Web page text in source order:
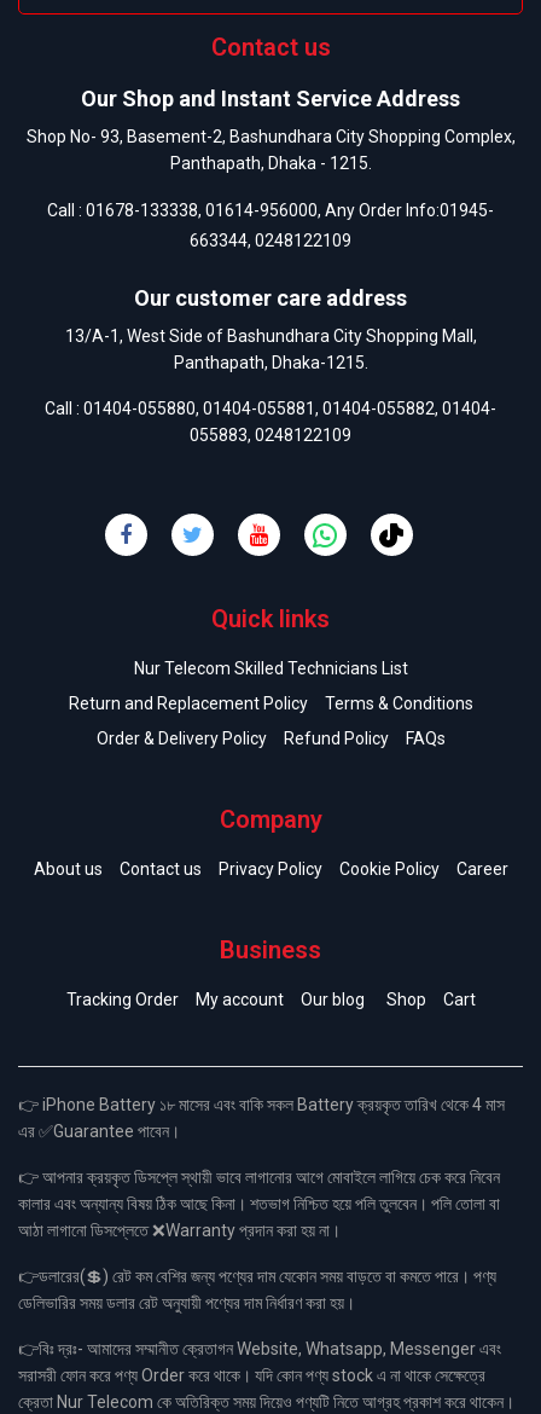
Contact us
Our Shop and Instant Service Address
Shop No- 93, Basement-2, Bashundhara City Shopping Complex,
Panthapath, Dhaka - 1215.
Call : 01678-133338, 01614-956000, Any Order Info:01945-
663344, 0248122109
Our customer care address
13/A-1, West Side of Bashundhara City Shopping Mall,
Panthapath, Dhaka-1215.
Call : 01404-055880, 01404-055881, 01404-055882, 01404-
055883, 0248122109
Quick links
Nur Telecom Skilled Technicians List
Return and Replacement Policy
Terms & Conditions
Order & Delivery Policy
Refund Policy FAQs
Company
About us Contact us Privacy Policy Cookie Policy Career
Business
Tracking Order My account Our blog Shop Cart
👉 iPhone Battery ১৮ মাসের এবং বাকি সকল Battery ক্রয়কৃত তারিখ থেকে 4 মাস
এর ✅Guarantee পাবেন।
👉 আপনার ক্রয়কৃত ডিসপ্লে স্থায়ী ভাবে লাগানোর আগে মোবাইলে লাগিয়ে চেক করে নিবেন
কালার এবং অন্যান্য বিষয় ঠিক আছে কিনা। শতভাগ নিশ্চিত হয়ে পলি তুলবেন। পলি তোলা বা
আঠা লাগানো ডিসপ্লেতে ❌Warranty প্রদান করা হয় না।
👉ডলারের(💲) রেট কম বেশির জন্য পণ্যের দাম যেকোন সময় বাড়তে বা কমতে পারে। পণ্য
ডেলিভারির সময় ডলার রেট অনুযায়ী পণ্যের দাম নির্ধারণ করা হয়।
👉বিঃ দ্রঃ- আমাদের সম্মানীত ক্রেতাগন Website, Whatsapp, Messenger এবং
সরাসরী ফোন করে পণ্য Order করে থাকে। যদি কোন পণ্য stock এ না থাকে সেক্ষেত্রে
ক্রেতা Nur Telecom কে অতিরিক্ত সময় দিয়েও পণ্যটি নিতে আগ্রহ প্রকাশ করে থাকেন।